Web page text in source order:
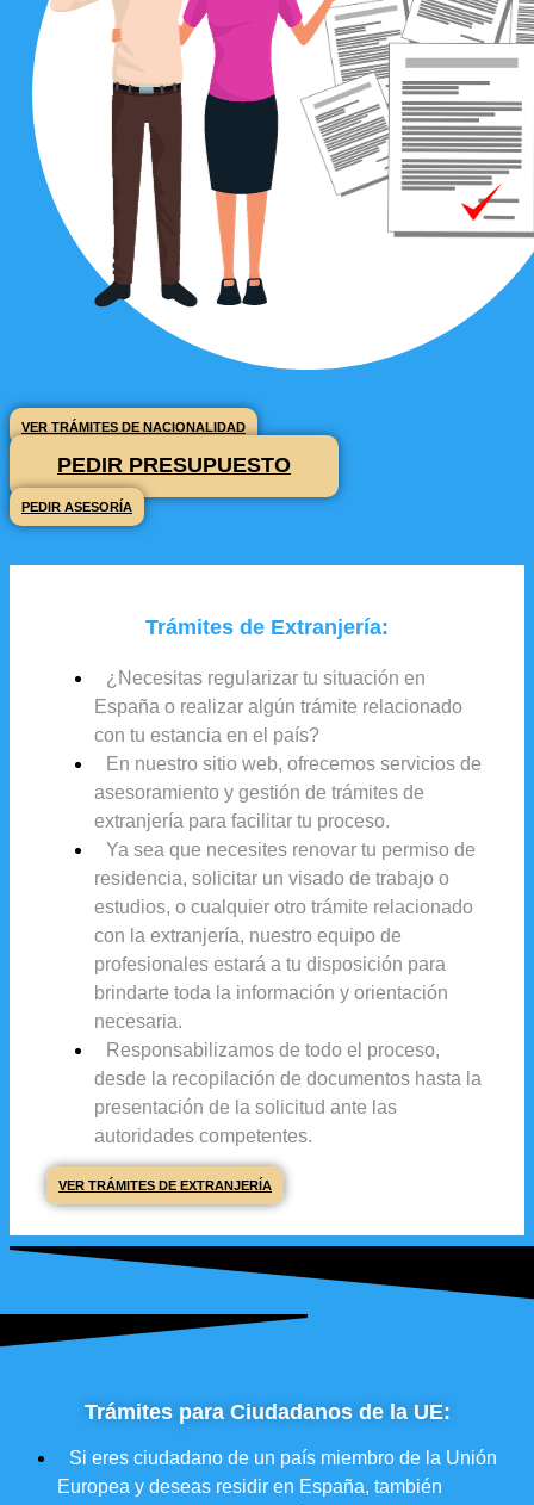
VER TRÁMITES DE NACIONALIDAD
PEDIR PRESUPUESTO
PEDIR ASESORÍA
Trámites de Extranjería:
¿Necesitas regularizar tu situación en
España o realizar algún trámite relacionado
con tu estancia en el país?
En nuestro sitio web, ofrecemos servicios de
asesoramiento y gestión de trámites de
extranjería para facilitar tu proceso.
Ya sea que necesites renovar tu permiso de
residencia, solicitar un visado de trabajo o
estudios, o cualquier otro trámite relacionado
con la extranjería, nuestro equipo de
profesionales estará a tu disposición para
brindarte toda la información y orientación
necesaria.
Responsabilizamos de todo el proceso,
desde la recopilación de documentos hasta la
presentación de la solicitud ante las
autoridades competentes.
VER TRÁMITES DE EXTRANJERÍA
Trámites para Ciudadanos de la UE:
Si eres ciudadano de un país miembro de la Unión
Europea y deseas residir en España, también